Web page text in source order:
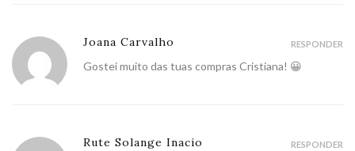
Joana Carvalho
Gostei muito das tuas compras Cristiana! 😀
RESPONDER
Rute Solange Inacio RESPONDER